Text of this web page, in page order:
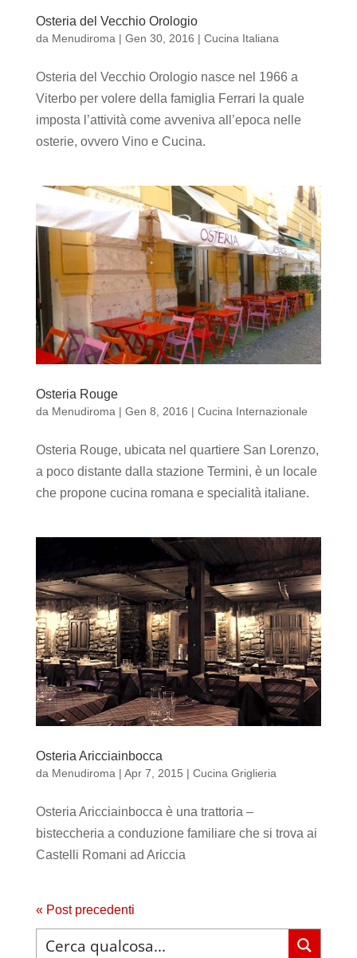
Osteria del Vecchio Orologio
da Menudiroma | Gen 30, 2016 | Cucina Italiana
Osteria del Vecchio Orologio nasce nel 1966 a
Viterbo per volere della famiglia Ferrari la quale
imposta l’attività come avveniva all’epoca nelle
osterie, ovvero Vino e Cucina.
Osteria Rouge
da Menudiroma | Gen 8, 2016 | Cucina Internazionale
Osteria Rouge, ubicata nel quartiere San Lorenzo,
a poco distante dalla stazione Termini, è un locale
che propone cucina romana e specialità italiane.
Osteria Aricciainbocca
da Menudiroma | Apr 7, 2015 | Cucina Griglieria
Osteria Aricciainbocca è una trattoria –
bisteccheria a conduzione familiare che si trova ai
Castelli Romani ad Ariccia
« Post precedenti